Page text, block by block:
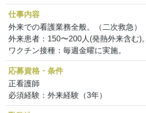
仕事内容
外来での看護業務全般。（二次救急）
外来患者：150〜200人(発熱外来含む)。
ワクチン接種：毎週金曜に実施。
応募資格・条件
正看護師
必須経験：外来経験（3年）